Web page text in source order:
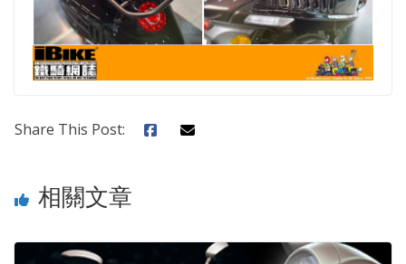
Share This Post:
相關文章